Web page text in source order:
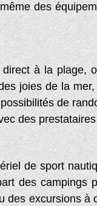
des
à la plage,
joies de la
de
des
de sport
des campings
excursions